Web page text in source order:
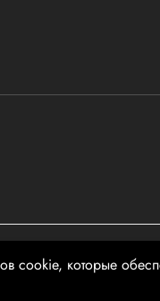
cookie, которые